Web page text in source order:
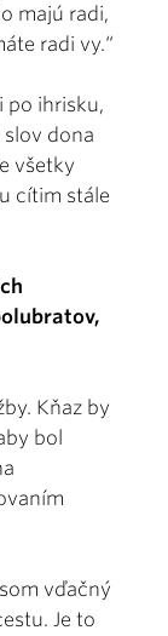
majú radi,
radi vy.“
po ihrisku,
dona
všetky
cítim stále
Kňaz by
bol
vďačný
Je to